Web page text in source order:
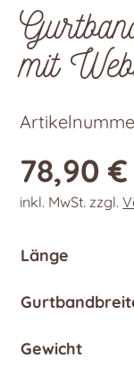
mit
78,90€
inkl. MwSt. zzgl.
Länge
Gewicht